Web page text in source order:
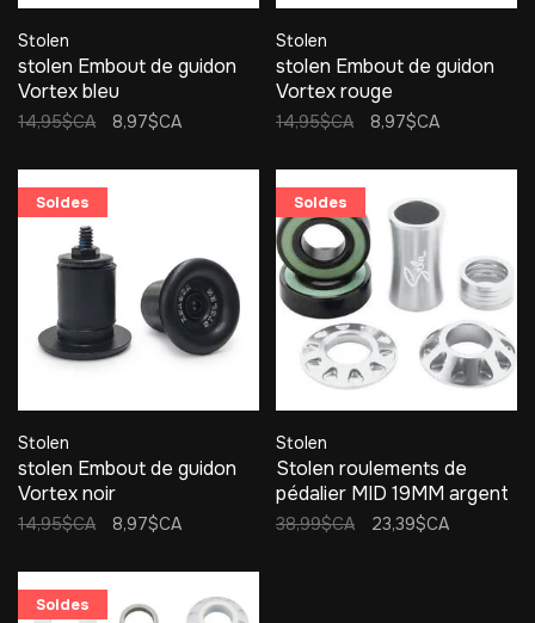
Stolen
stolen Embout de guidon
Vortex bleu
14,95$CA 8,97$CA
Stolen
stolen Embout de guidon
Vortex rouge
14,95$CA 8,97$CA
Soldes
Stolen
stolen Embout de guidon
Vortex noir
14,95$CA 8,97$CA
Soldes
Stolen
Stolen roulements de
pédalier MID 19MM argent
38,99$CA 23,39$CA
Soldes